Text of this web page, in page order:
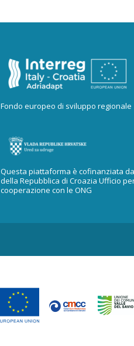
Fondo europeo di sviluppo regionale
Questa piattaforma è cofinanziata
della Repubblica di Croazia Ufficio
cooperazione con le ONG